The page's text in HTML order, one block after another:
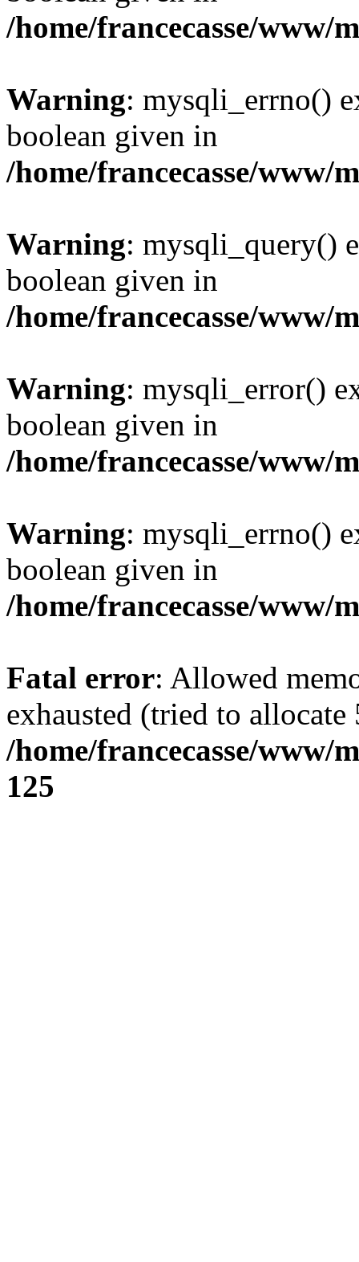
/home/francecasse/www/
Warning: mysqli_errno()
boolean given in
/home/francecasse/www/
Warning: mysqli_query()
boolean given in
/home/francecasse/www/
Warning: mysqli_error()
boolean given in
/home/francecasse/www/
Warning: mysqli_errno()
boolean given in
/home/francecasse/www/
Fatal error: Allowed
exhausted (tried to
/home/francecasse/www/
125